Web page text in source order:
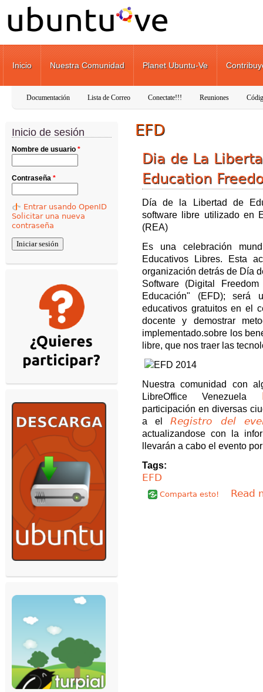
Pasar al contenido principal
Inicio Nuestra Comunidad Planet Ubuntu-Ve
Documentación Lista de Correo Conectate!!! Reuniones
Inicio de sesión
Nombre de usuario *
Contraseña *
Entrar usando OpenID
Solicitar una nueva
contraseña
EFD
Dia de La
Education
Día de la Libertad de
software libre utilizado en
(REA)
Es una celebración
Educativos Libres. Esta
organización detrás de Día
Software (Digital
Educación" (EFD); será
educativos gratuitos en el
docente y demostrar
implementado.sobre los
libre, que nos traer las
Nuestra comunidad con
LibreOffice Venezuela
participación en diversas
a elRegistro del
actualizandose con la
llevarán a cabo el evento
Tags:
EFD
Comparta esto! Read